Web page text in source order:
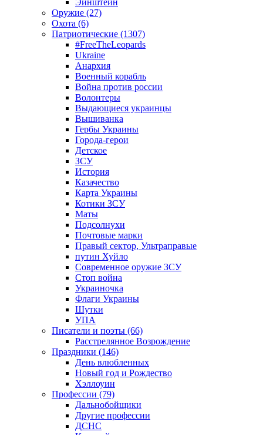
Эйнштейн
Оружие (27)
Охота (6)
Патриотические (1307)
#FreeTheLeopards
Ukraine
Анархия
Военный корабль
Война против россии
Волонтеры
Выдающиеся украинцы
Вышиванка
Гербы Украины
Города-герои
Детское
ЗСУ
История
Казачество
Карта Украины
Котики ЗСУ
Маты
Подсолнухи
Почтовые марки
Правый сектор, Ультраправые
путин Хуйло
Современное оружие ЗСУ
Стоп война
Украиночка
Флаги Украины
Шутки
УПА
Писатели и поэты (66)
Расстрелянное Возрождение
Праздники (146)
День влюбленных
Новый год и Рождество
Хэллоуин
Профессии (79)
Дальнобойщики
Другие профессии
ДСНС